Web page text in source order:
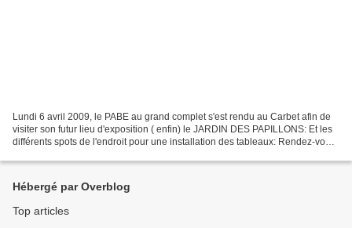
Lundi 6 avril 2009, le PABE au grand complet s'est rendu au Carbet afin de
visiter son futur lieu d'exposition ( enfin) le JARDIN DES PAPILLONS: Et les
différents spots de l'endroit pour une installation des tableaux: Rendez-vous
Hébergé par Overblog
Top articles